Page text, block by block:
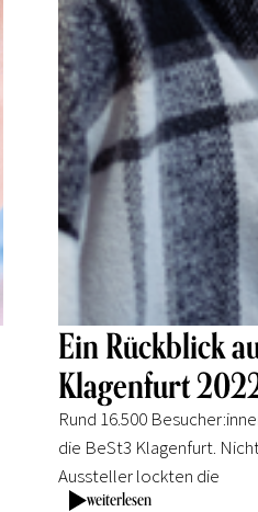
Ein Rückblick
Klagenfurt
Rund 16.500
die BeSt3 Klagenfurt.
Aussteller lockten die
weiterlesen